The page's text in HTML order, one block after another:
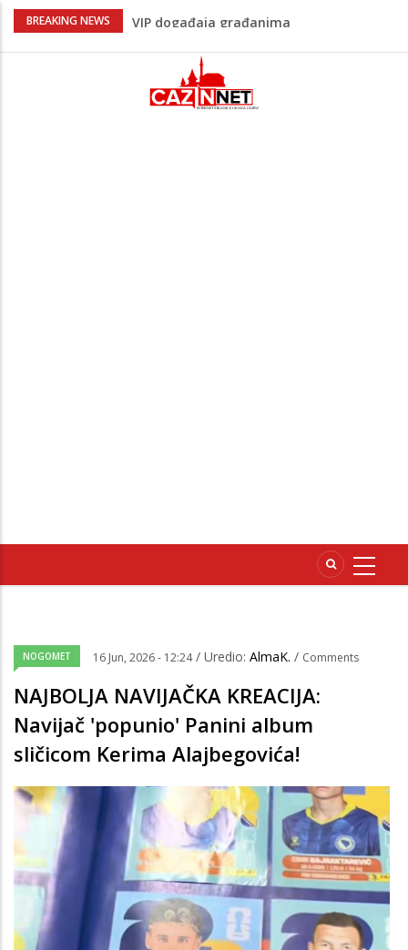
BREAKING NEWS
Lepa Brena pala na koncertu u Budvi
na njenom koncertu ako nije pala"
Na Ahiret preselio BEKTAŠEVIĆ (HUSEIN)
HUSEIN-BEKTAŠ
NOGOMET 16 Jun, 2026 - 12:24 / Uredio: AlmaK. / Comments
NAJBOLJA NAVIJAČKA KREACIJA:
Navijač 'popunio' Panini album
sličicom Kerima Alajbegovića!